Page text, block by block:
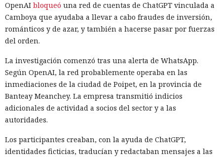
OpenAI bloqueó una red de cuentas de ChatGPT vinculada a
Camboya que ayudaba a llevar a cabo fraudes de inversión,
románticos y de azar, y también a hacerse pasar por fuerzas
del orden.
La investigación comenzó tras una alerta de WhatsApp.
Según OpenAI, la red probablemente operaba en las
inmediaciones de la ciudad de Poipet, en la provincia de
Banteay Meanchey. La empresa transmitió indicios
adicionales de actividad a socios del sector y a las
autoridades.
Los participantes creaban, con la ayuda de ChatGPT,
identidades ficticias, traducían y redactaban mensajes a las